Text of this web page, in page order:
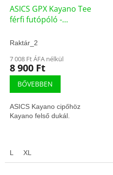
ASICS GPX Kayano Tee
férfi futópóló -
Raktár_2
7 008 Ft ÁFA nélkül
8 900 Ft
BŐVEBBEN
ASICS Kayano cipőhöz
Kayano felső dukál.
L XL